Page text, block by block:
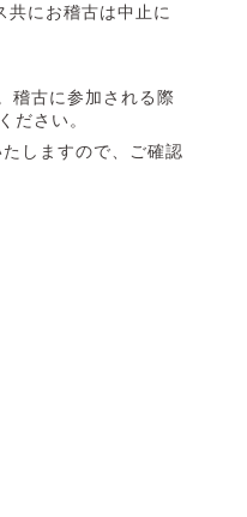
にお稽古は中止に
稽古に参加される際
ださい。
しますので、ご確認